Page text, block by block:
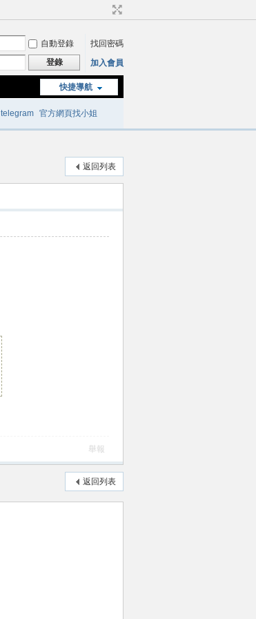
自動登錄
找回密碼
登錄 加入會員
快捷導航
telegram 官方網頁找小姐
返回列表
舉報
返回列表